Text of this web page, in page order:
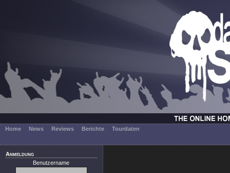
Home News Reviews Berichte Tourdaten
Anmeldung
Benutzername